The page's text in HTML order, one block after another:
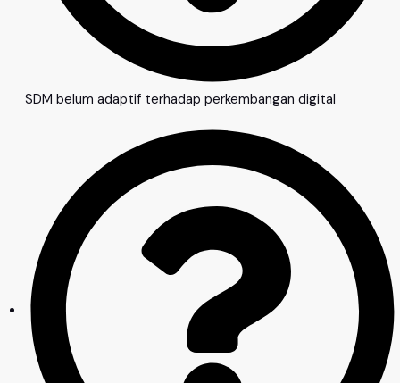
SDM belum adaptif terhadap perkembangan digital